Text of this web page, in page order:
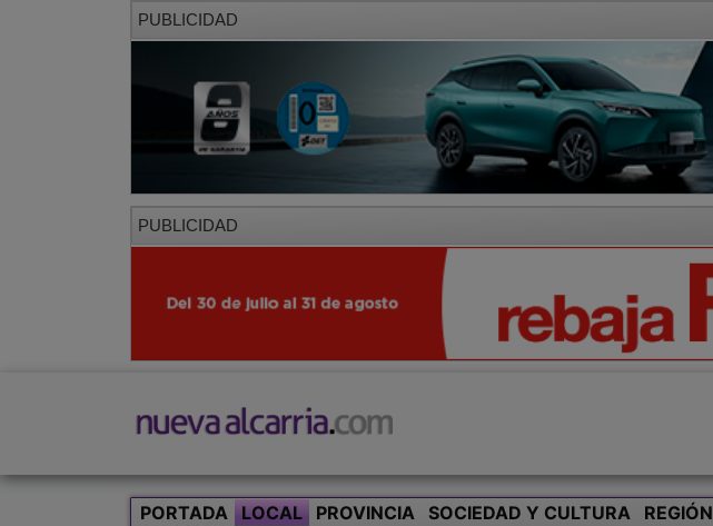
PUBLICIDAD
PUBLICIDAD
PORTADA LOCAL PROVINCIA SOCIEDAD Y CULTURA REGIÓN